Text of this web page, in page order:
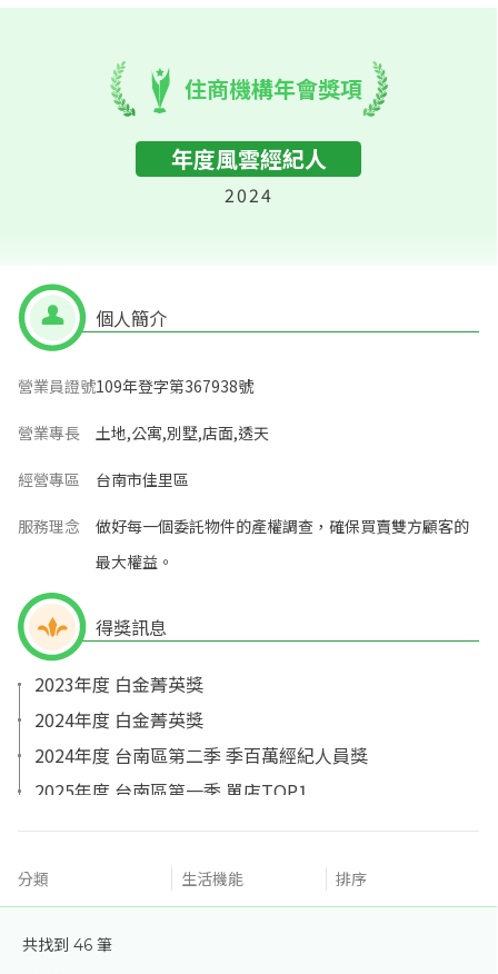
住商機構年會獎項
年度風雲經紀人
2024
個人簡介
營業員證號109年登字第367938號
營業專長 土地,公寓,別墅,店面,透天
經營專區 台南市佳里區
服務理念
做好每一個委託物件的產權調查，確保買賣雙方顧客的
最大權益。
得獎訊息
2023年度 白金菁英獎
2024年度 白金菁英獎
2024年度 台南區第二季 季百萬經紀人員獎
2025年度 台南區第一季 單店TOP1
2025年度 台南區第一季三月份 百萬經紀人
2025年度 台南區第四季 單店TOP1
2025年度 季百萬經紀人員獎
2025年度 白金菁英獎 季百萬經紀人員獎
分類 生活機能 排序
共找到 46 筆